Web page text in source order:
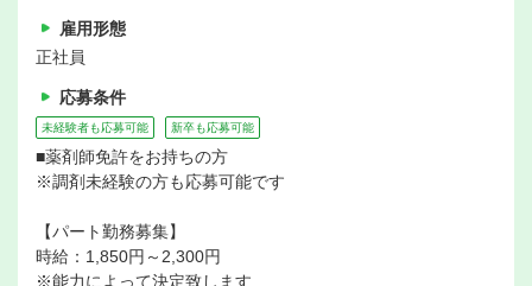
雇用形態
正社員
応募条件
未経験者も応募可能 新卒も応募可能
■薬剤師免許をお持ちの方
※調剤未経験の方も応募可能です
【パート勤務募集】
時給：1,850円～2,300円
※能力によって決定致します